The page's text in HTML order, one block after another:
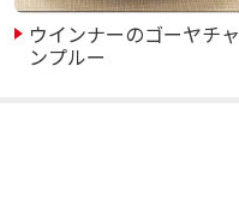
ウインナーのゴーヤチャ
ンプルー